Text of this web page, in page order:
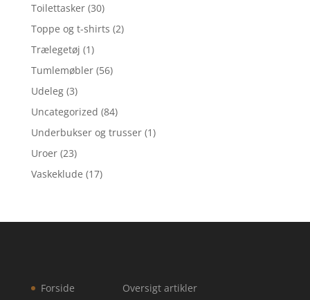
Toilettasker (30)
Toppe og t-shirts (2)
Trælegetøj (1)
Tumlemøbler (56)
Udeleg (3)
Uncategorized (84)
Underbukser og trusser (1)
Uroer (23)
Vaskeklude (17)
Forside
Oversigt artikler